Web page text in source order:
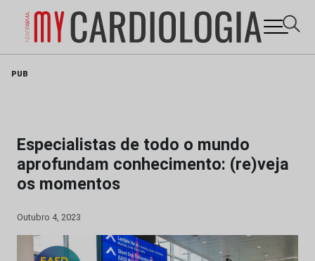
PUB
Especialistas de todo o mundo
aprofundam conhecimento: (re)veja
os momentos
Outubro 4, 2023